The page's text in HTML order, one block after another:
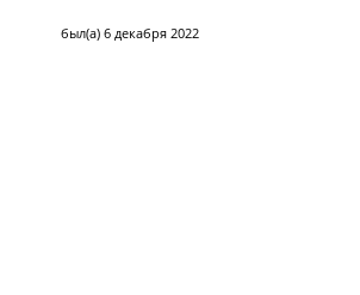
был(а) 6 декабря 2022